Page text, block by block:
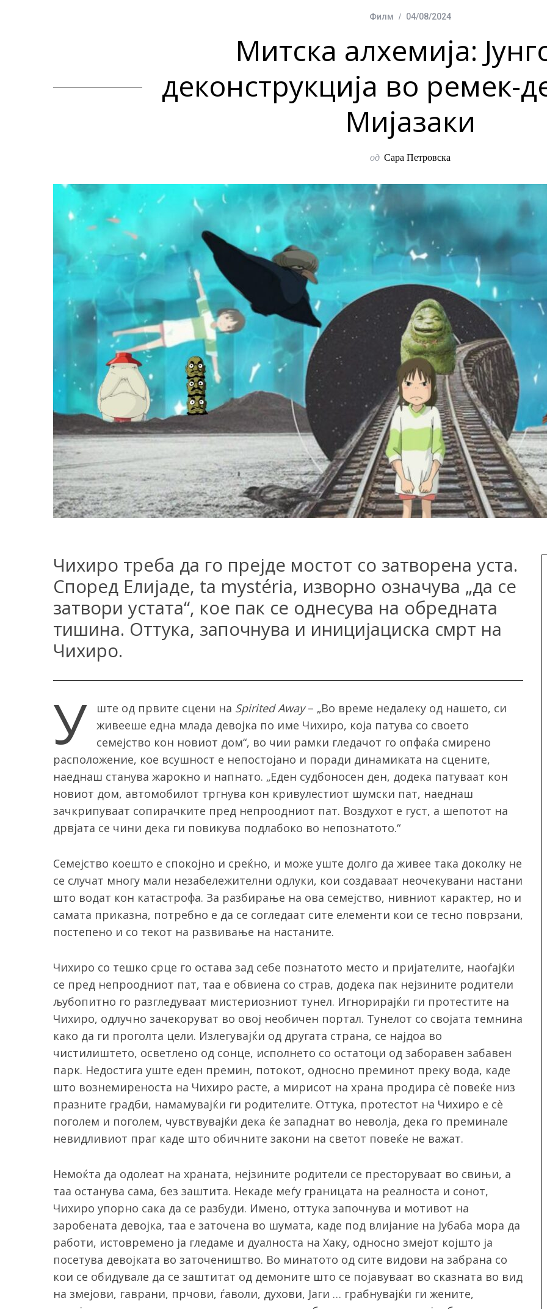
Филм 04/08/2024
Митска алхемија:
деконструкција во ремек-
Мијазаки
од Сара Петровска
Чихиро треба да го прејде мостот со затворена уста.
Според Елијаде, ta mystéria, изворно означува „да се
затвори устата“, кое пак се однесува на обредната
тишина. Оттука, започнува и иницијациска смрт на
Чихиро.
У ште од првите сцени на Spirited Away– „Во време недалеку од нашето, си
живееше една млада девојка по име Чихиро, која патува со своето
семејство кон новиот дом“, во чии рамки гледачот го опфаќа смирено
расположение, кое всушност е нeпостојано и поради динамиката на сцените,
наеднаш станува жарокно и напнато. „Еден судбоносен ден, додека патуваат кон
новиот дом, автомобилот тргнува кон кривулестиот шумски пат, наеднаш
зачкрипуваат сопирачките пред непроодниот пат. Воздухот е густ, а шепотот на
дрвјата се чини дека ги повикува подлабоко во непознатото.“
Семејство коешто е спокојно и среќно, и може уште долго да живее така доколку не
се случат многу мали незабележителни одлуки, кои создаваат неочекувани настани
што водат кон катастрофа. За разбирање на ова семејство, нивниот карактер, но и
самата приказна, потребно е да се согледаат сите елементи кои се тесно поврзани,
постепено и со текот на развивање на настаните.
Чихиро со тешко срце го остава зад себе познатото место и пријателите, наоѓајќи
се пред непроодниот пат, таа е обвиена со страв, додека пак нејзините родители
љубопитно го разгледуваат мистериозниот тунел. Игнорирајќи ги протестите на
Чихиро, одлучно зачекоруват во овој необичен портал. Тунелот со својата темнина
како да ги проголта цели. Излегувајќи од другата страна, се најдоа во
чистилиштето, осветлено од сонце, исполнето со остатоци од заборавен забавен
парк. Недостига уште еден премин, потокот, односно преминот преку вода, каде
што вознемиреноста на Чихиро расте, а мирисот на храна продира сѐ повеќе низ
празните градби, намамувајќи ги родителите. Оттука, протестот на Чихиро е сѐ
поголем и поголем, чувствувајќи дека ќе западнат во неволја, дека го преминале
невидливиот праг каде што обичните закони на светот повеќе не важат.
Немоќта да одолеат на храната, нејзините родители се престоруваат во свињи, а
таа останува сама, без заштита. Некаде меѓу границата на реалноста и сонот,
Чихиро упорно сака да се разбуди. Имено, оттука започнува и мотивот на
заробената девојка, таа е заточена во шумата, каде под влијание на Јубаба мора да
работи, истовремено ја гледаме и дуалноста на Хаку, односно змејот којшто ја
посетува девојката во заточеништво. Во минатото од сите видови на забрана со
кои се обидувале да се заштитат од демоните што се појавуваат во сказната во вид
на змејови, гаврани, прчови, ѓаволи, духови, Јаги … грабнувајќи ги жените,
S
e
a
c
f
: